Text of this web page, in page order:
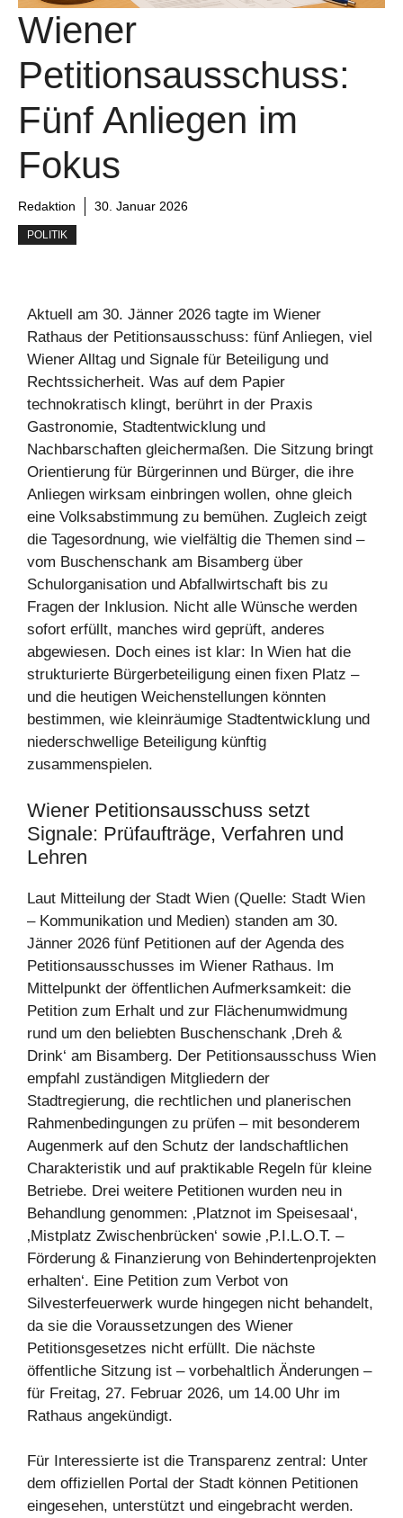
Wiener
Petitionsausschuss:
Fünf Anliegen im
Fokus
Redaktion 30. Januar 2026
POLITIK
Aktuell am 30. Jänner 2026 tagte im Wiener
Rathaus der Petitionsausschuss: fünf Anliegen, viel
Wiener Alltag und Signale für Beteiligung und
Rechtssicherheit. Was auf dem Papier
technokratisch klingt, berührt in der Praxis
Gastronomie, Stadtentwicklung und
Nachbarschaften gleichermaßen. Die Sitzung bringt
Orientierung für Bürgerinnen und Bürger, die ihre
Anliegen wirksam einbringen wollen, ohne gleich
eine Volksabstimmung zu bemühen. Zugleich zeigt
die Tagesordnung, wie vielfältig die Themen sind –
vom Buschenschank am Bisamberg über
Schulorganisation und Abfallwirtschaft bis zu
Fragen der Inklusion. Nicht alle Wünsche werden
sofort erfüllt, manches wird geprüft, anderes
abgewiesen. Doch eines ist klar: In Wien hat die
strukturierte Bürgerbeteiligung einen fixen Platz –
und die heutigen Weichenstellungen könnten
bestimmen, wie kleinräumige Stadtentwicklung und
niederschwellige Beteiligung künftig
zusammenspielen.
Wiener Petitionsausschuss setzt
Signale: Prüfaufträge, Verfahren und
Lehren
Laut Mitteilung der Stadt Wien (Quelle: Stadt Wien
– Kommunikation und Medien) standen am 30.
Jänner 2026 fünf Petitionen auf der Agenda des
Petitionsausschusses im Wiener Rathaus. Im
Mittelpunkt der öffentlichen Aufmerksamkeit: die
Petition zum Erhalt und zur Flächenumwidmung
rund um den beliebten Buschenschank ‚Dreh &
Drink‘ am Bisamberg. Der Petitionsausschuss Wien
empfahl zuständigen Mitgliedern der
Stadtregierung, die rechtlichen und planerischen
Rahmenbedingungen zu prüfen – mit besonderem
Augenmerk auf den Schutz der landschaftlichen
Charakteristik und auf praktikable Regeln für kleine
Betriebe. Drei weitere Petitionen wurden neu in
Behandlung genommen: ‚Platznot im Speisesaal‘,
‚Mistplatz Zwischenbrücken‘ sowie ‚P.I.L.O.T. –
Förderung & Finanzierung von Behindertenprojekten
erhalten‘. Eine Petition zum Verbot von
Silvesterfeuerwerk wurde hingegen nicht behandelt,
da sie die Voraussetzungen des Wiener
Petitionsgesetzes nicht erfüllt. Die nächste
öffentliche Sitzung ist – vorbehaltlich Änderungen –
für Freitag, 27. Februar 2026, um 14.00 Uhr im
Rathaus angekündigt.
Für Interessierte ist die Transparenz zentral: Unter
dem offiziellen Portal der Stadt können Petitionen
eingesehen, unterstützt und eingebracht werden.